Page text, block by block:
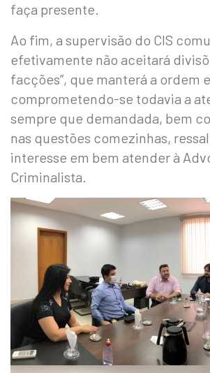
faça presente.
Ao fim, a supervisão do CIS
efetivamente não aceitará
facções”, que manterá a ordem
comprometendo-se todavia a
sempre que demandada, bem
nas questões comezinhas,
interesse em bem atender à
Criminalista.